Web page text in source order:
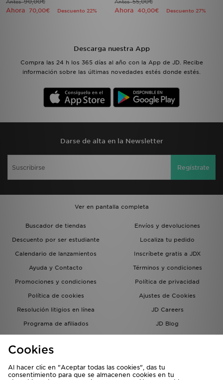
Antes90,00€
Ahora 70,00€ Descuento 22%
Antes55,00€
Ahora 40,00€ Descuento 27%
Descarga nuestra App
Compra las 24 h los 365 días al año con la App de JD. Recibe
información sobre las últimas novedades estés donde estés.
Darse de alta en la Newsletter
Regístrate
Ver en pantalla completa
Buscador de tiendas
Envíos y devoluciones
Descuento por ser estudiante
Localiza tu pedido
Calendario de lanzamientos
Inscríbete gratis a JDX
Ayuda y Contacto
Términos y condiciones
Promociones y condiciones
Política de privacidad
Política de cookies
Ajustes de Cookies
Resolución litigios en línea
JD Careers
Programa de afiliados
JD Blog
del grupo JD - Whistleblowing
Cookies
Al hacer clic en "Aceptar todas las cookies", das tu
consentimiento para que se almacenen cookies en tu